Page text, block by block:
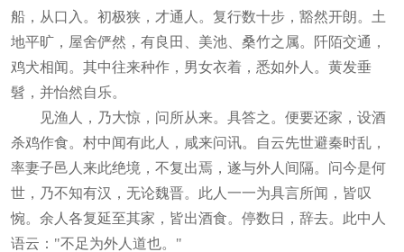
船，从口入。初极狭，才通人。复行数十步，豁然开朗。土
地平旷，屋舍俨然，有良田、美池、桑竹之属。阡陌交通，
鸡犬相闻。其中往来种作，男女衣着，悉如外人。黄发垂
髫，并怡然自乐。
见渔人，乃大惊，问所从来。具答之。便要还家，设酒
杀鸡作食。村中闻有此人，咸来问讯。自云先世避秦时乱，
率妻子邑人来此绝境，不复出焉，遂与外人间隔。问今是何
世，乃不知有汉，无论魏晋。此人一一为具言所闻，皆叹
惋。余人各复延至其家，皆出酒食。停数日，辞去。此中人
语云："不足为外人道也。"